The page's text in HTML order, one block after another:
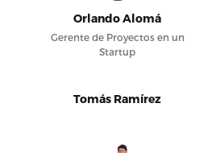
Orlando Alomá
Gerente de Proyectos en un
Startup
Tomás Ramírez